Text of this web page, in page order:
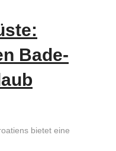
Bade-
bietet eine